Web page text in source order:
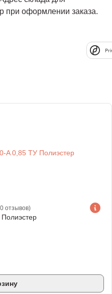
при оформлении заказа.
отзывов)